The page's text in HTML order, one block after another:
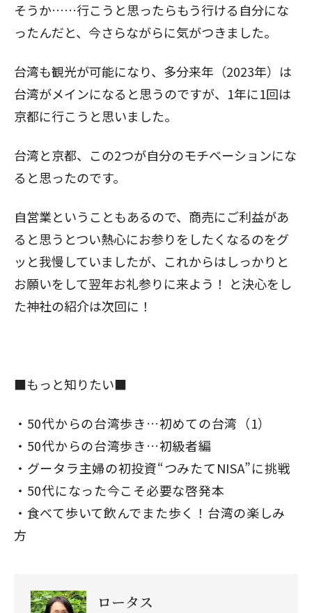
そうか……行こうと思ったらもう行ける自分にな
ったんだと、今さらながらに気がつきました。
台湾も観光が可能になり、多分来年（2023年）は
台湾がメインになると思うのですが、1年に1回は
京都に行こうと思いました。
台湾と京都、この2つが自分のモチベーションにな
ると思ったのです。
自営業ということもあるので、商売にご利益があ
ると思うとつい熱心にお参りをしたくなるのをグ
ッと我慢していましたが、これからはしっかりと
お願いをして翌年お礼参りに来よう！ と決心をし
た神社の紹介は次回に！
■もっと知りたい■
50代からの台湾歩き…初めての台湾（1）
50代からの台湾歩き…初級者編
グータラ主婦の初投資“つみたてNISA”に挑戦
50代になった今こそ必要な啓発本
食べて歩いて飲んでまた歩く！台湾の楽しみ
方
ロータス